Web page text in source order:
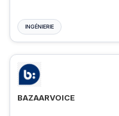
INGÉNIERIE
BAZAARVOICE